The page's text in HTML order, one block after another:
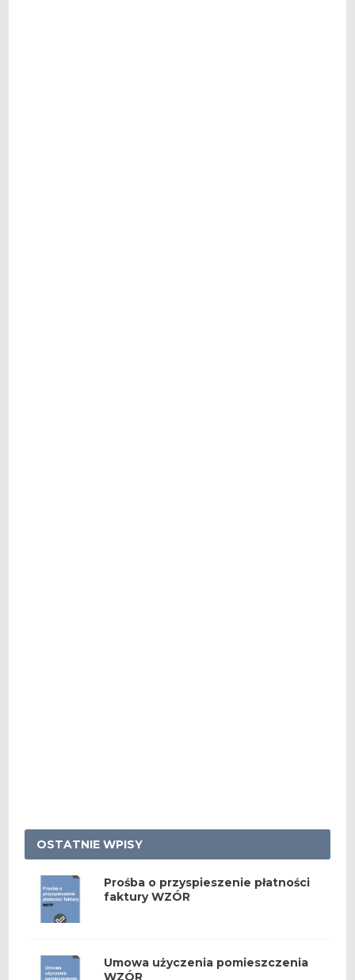
OSTATNIE WPISY
Prośba o przyspieszenie płatności
faktury WZÓR
Umowa użyczenia pomieszczenia
WZÓR